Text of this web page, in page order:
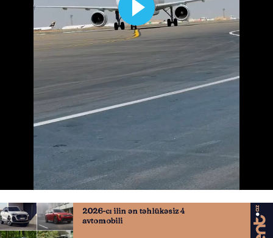
Paşinyan Tehrandadır
QAFQAZINFO.AZ
Nə düşünürsən?